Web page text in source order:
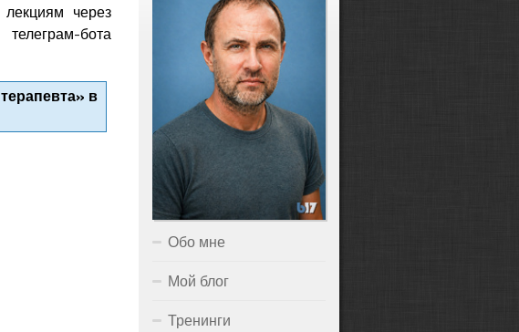
через
бота
в
Обо мне
Мой блог
Тренинги